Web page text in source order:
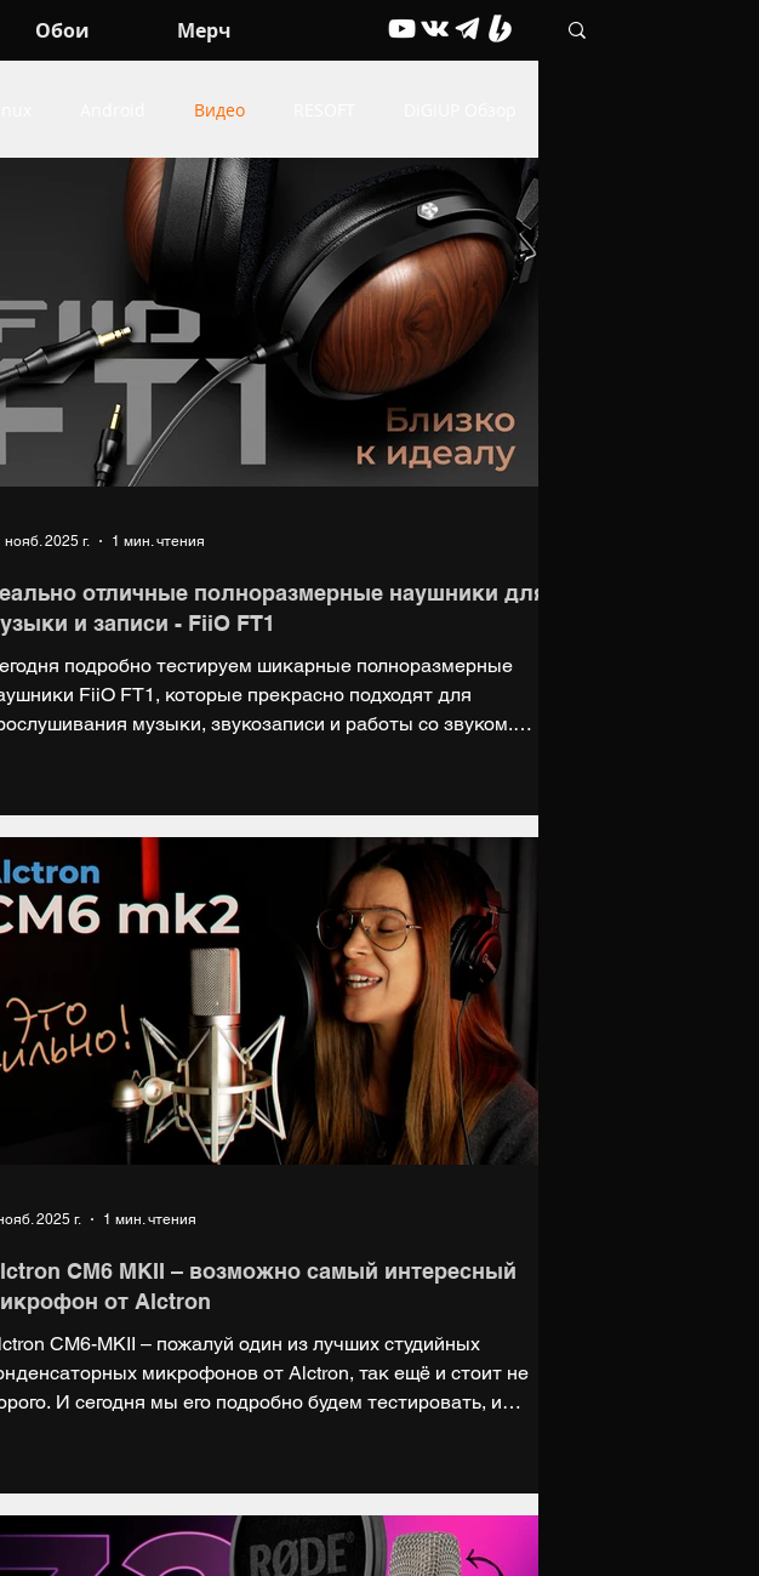
Обои Мерч
Видео
про Гаджеты Живые обои ОФФТОП
отличные полноразмерные наушники для
и записи - FiiO FT1
подробно тестируем шикарные полноразмерные
FiiO FT1, которые прекрасно подходят для
музыки, звукозаписи и работы со звуком.
vk.com/digiup Telegram: https://t.me/digiupnet НАШ МЕРЧ:
digiup.vsemaykishop.ru Поддержать нас на Boosty:
boosty.to/digiup Мы в Дзен: https://dzen.ru/digiup.net Мы на
https://rutub
нояб. 2025 г. 1 мин. чтения
CM6 MKII – возможно самый интересный
от Alctron
CM6-MKII – пожалуй один из лучших студийных
микрофонов от Alctron, так ещё и стоит не
И сегодня мы его подробно будем тестировать, и
market.yandex.ru/cc/7v7Y5V НАШ САЙТ: https://digiup.net
ВК: https://vk.com/digiup Telegram: https://t.me/digiupnet
МЕРЧ: https://digiup.vsemaykishop.ru Поддержать нас на
2025 г. 1 мин. чтения